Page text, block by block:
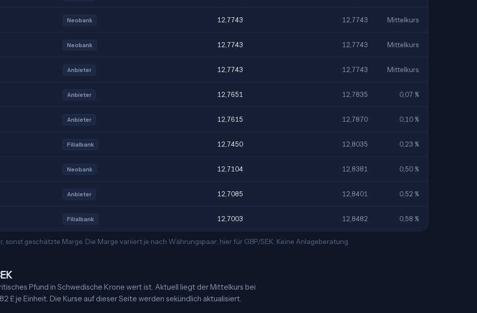
Neobank 12,7743 12,7743 Mittelkurs
Neobank 12,7743 12,7743 Mittelkurs
Anbieter 12,7743 12,7743 Mittelkurs
Anbieter 12,7651 12,7835 0,07 %
Anbieter 12,7615 12,7870 0,10 %
Filialbank 12,7450 12,8035 0,23 %
Neobank 12,7104 12,8381 0,50 %
Anbieter 12,7085 12,8401 0,52 %
Filialbank 12,7003 12,8482 0,58 %
geschätzte Marge. Die Marge variiert je nach Währungspaar; hier für GBP/SEK. Keine Anlageberatung.
Pfund in Schwedische Krone wert ist. Aktuell liegt der Mittelkurs bei
£ je Einheit. Die Kurse auf dieser Seite werden sekündlich aktualisiert.